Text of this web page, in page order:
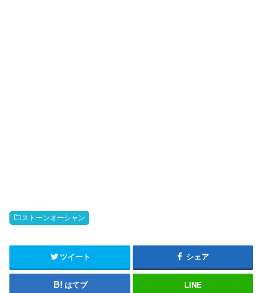
ストーンオーシャン
ツイート シェア
はてブ LINE